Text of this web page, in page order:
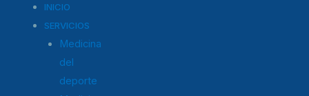
INICIO
SERVICIOS
Medicina
del
deporte
t
a
g
a